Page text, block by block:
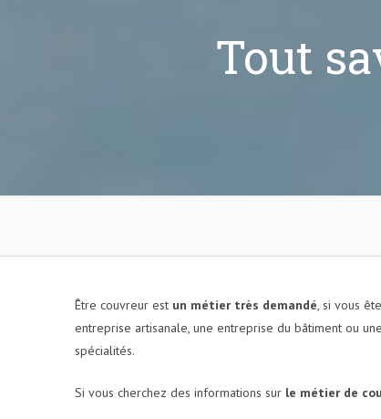
Tout
Être couvreur est un métier très demandé, si vous
entreprise artisanale, une entreprise du bâtiment ou
spécialités.
Si vous cherchez des informations sur le métier de